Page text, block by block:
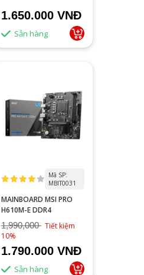
1.650.000 VNĐ
Sẵn hàng
Mã SP:
MBIT0031
MAINBOARD MSI PRO
H610M-E DDR4
1,990,000 Tiết kiệm
10%
1.790.000 VNĐ
Sẵn hàng